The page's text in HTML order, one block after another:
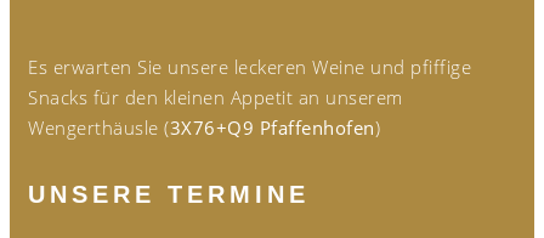
Es erwarten Sie unsere leckeren Weine und pfiffige
Snacks für den kleinen Appetit an unserem
Wengerthäusle (3X76+Q9 Pfaffenhofen)
UNSERE TERMINE